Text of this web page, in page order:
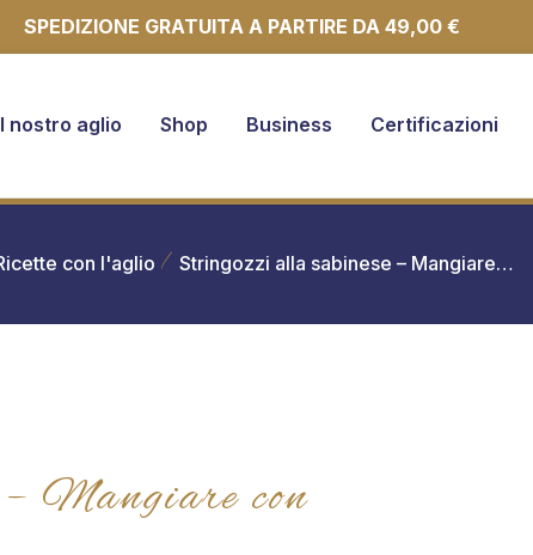
SPEDIZIONE GRATUITA A PARTIRE DA 49,00 €
nostro aglio Shop Business Certificazioni
con l'aglio Stringozzi alla sabinese – Mangiare…
Mangiare con